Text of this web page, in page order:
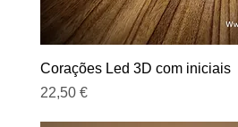
Visualização rápida
Corações Led 3D com iniciais
Preço
22,50 €